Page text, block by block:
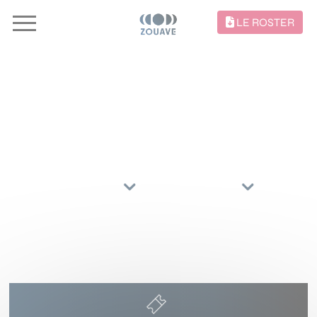
LE ROSTER